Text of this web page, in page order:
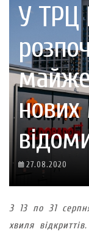
У ТРЦ
нових
27.08.2020
З 13 по 31
хвиля